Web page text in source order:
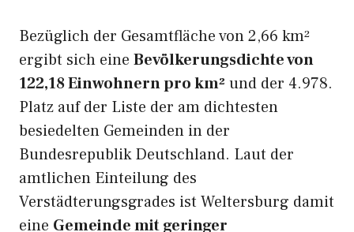
Bezüglich der Gesamtfläche von 2,66 km²
ergibt sich eine Bevölkerungsdichte von
122,18 Einwohnern pro km² und der 4.978.
Platz auf der Liste der am dichtesten
besiedelten Gemeinden in der
Bundesrepublik Deutschland. Laut der
amtlichen Einteilung des
Verstädterungsgrades ist Weltersburg damit
eine Gemeinde mit geringer